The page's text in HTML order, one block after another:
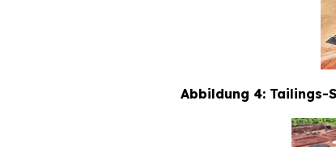
Abbildung 4: Tailings-